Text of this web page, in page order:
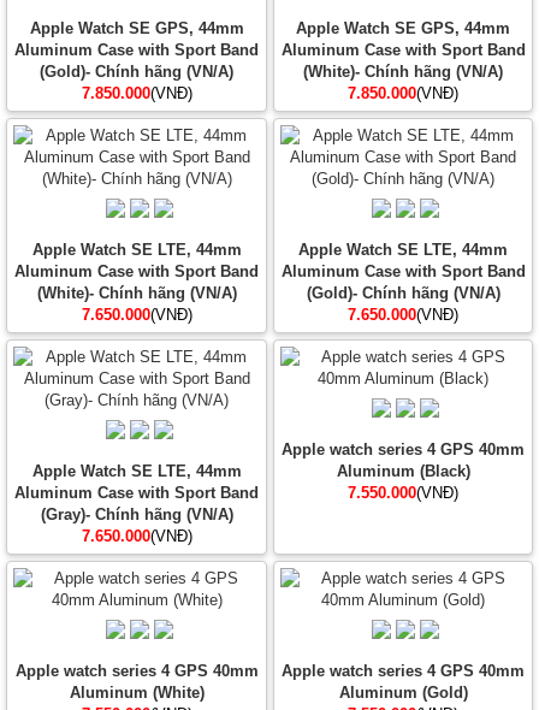
Apple Watch SE GPS, 44mm
Aluminum Case with Sport Band
(Gold)- Chính hãng (VN/A)
7.850.000(VNĐ)
Apple Watch SE GPS, 44mm
Aluminum Case with Sport Band
(White)- Chính hãng (VN/A)
7.850.000(VNĐ)
Apple Watch SE LTE, 44mm
Aluminum Case with Sport Band
(White)- Chính hãng (VN/A)
7.650.000(VNĐ)
Apple Watch SE LTE, 44mm
Aluminum Case with Sport Band
(Gold)- Chính hãng (VN/A)
7.650.000(VNĐ)
Apple Watch SE LTE, 44mm
Aluminum Case with Sport Band
(Gray)- Chính hãng (VN/A)
7.650.000(VNĐ)
Apple watch series 4 GPS 40mm
Aluminum (Black)
7.550.000(VNĐ)
Apple watch series 4 GPS 40mm
Aluminum (White)
Apple watch series 4 GPS 40mm
Aluminum (Gold)